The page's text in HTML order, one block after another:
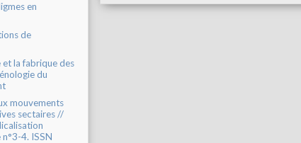
en
de
et la fabrique des
du
mouvements
sectaires //
n°3-4. ISSN